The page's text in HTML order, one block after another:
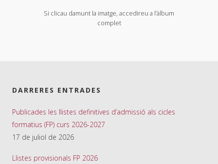
Si clicau damunt la imatge, accedireu a l’àlbum
complet
DARRERES ENTRADES
Publicades les llistes definitives d’admissió als cicles
formatius (FP) curs 2026-2027
17 de juliol de 2026
Llistes provisionals FP 2026